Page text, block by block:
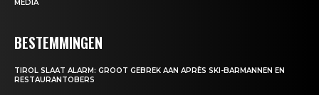
MEDIA
BESTEMMINGEN
TIROL SLAAT ALARM: GROOT GEBREK AAN APRÈS SKI-BARMANNEN EN
RESTAURANTOBERS